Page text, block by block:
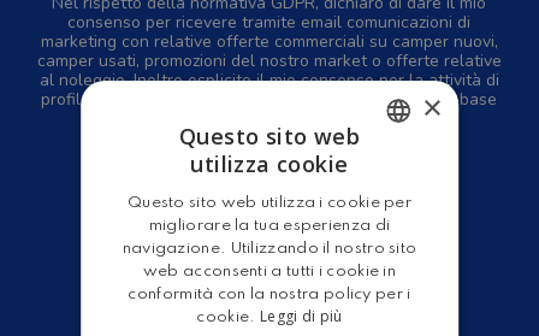
consenso per ricevere tramite email comunicazioni di
marketing con relative offerte commerciali su camper nuovi,
camper usati, promozioni del nostro market o offerte relative
al noleggio. Inoltre esplicito il mio consenso per la attività di
profilazione per ricevere contenuti personalizzati sulla base
Privacy Policy
Home
Camper Nuovi
ENGLISH
×
Questo sito web
utilizza cookie
Questo sito web utilizza i cookie per
migliorare la tua esperienza di
navigazione. Utilizzando il nostro sito
web acconsenti a tutti i cookie in
conformità con la nostra policy per i
cookie.
Leggi di più